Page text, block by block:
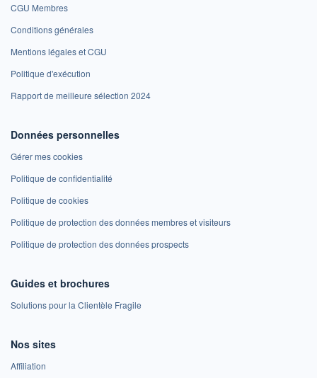
CGU Membres
Conditions générales
Mentions légales et CGU
Politique d'exécution
Rapport de meilleure sélection 2024
Données personnelles
Gérer mes cookies
Politique de confidentialité
Politique de cookies
Politique de protection des données membres et visiteurs
Politique de protection des données prospects
Guides et brochures
Solutions pour la Clientèle Fragile
Nos sites
Affiliation